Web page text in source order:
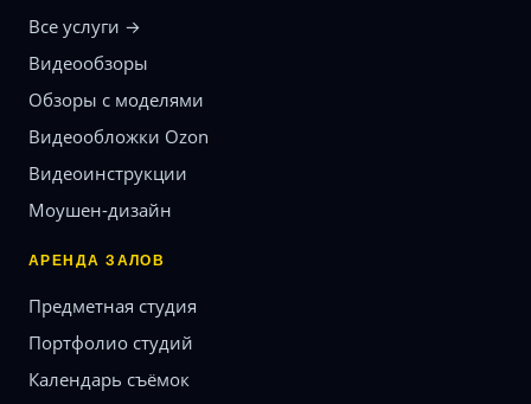
Все услуги →
Видеообзоры
Обзоры с моделями
Видеообложки Ozon
Видеоинструкции
Моушен-дизайн
АРЕНДА ЗАЛОВ
Предметная студия
Портфолио студий
Календарь съёмок